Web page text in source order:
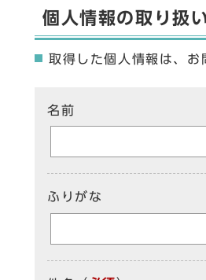
個人情報の取り扱
取得した個人情報は、
名前
ふりがな